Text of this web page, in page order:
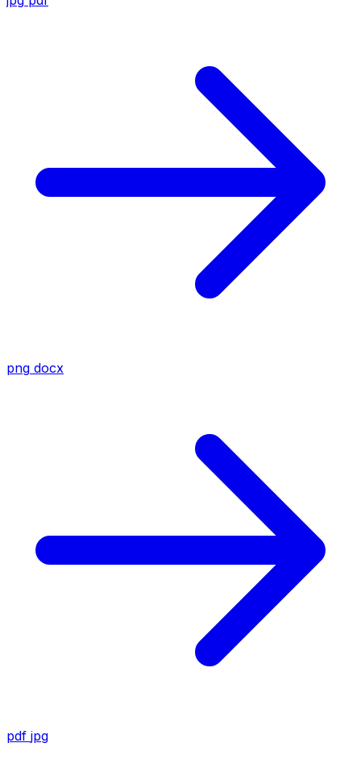
png docx
pdf jpg